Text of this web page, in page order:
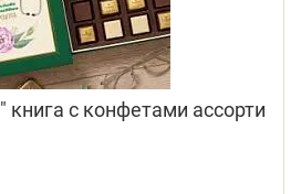
книга с конфетами ассорти